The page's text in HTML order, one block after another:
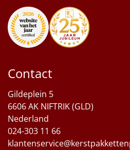
Ideeën
Personeel
Particulier
Kerstgeschenken 2026
Contact
Gildeplein 5
6606 AK NIFTRIK (GLD)
Nederland
024-303 11 66